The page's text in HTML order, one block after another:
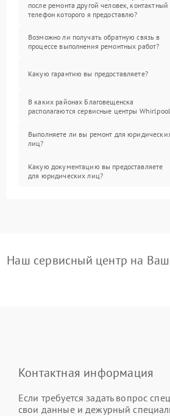
после ремонта другой человек, контактный
телефон которого я предоставлю?
Возможно ли получать обратную связь в
процессе выполнения ремонтных работ?
Какую гарантию вы предоставляете?
В каких районах Благовещенска
располагаются сервисные центры
Выполняете ли вы ремонт для
лиц?
Какую документацию вы предоставляете
для юридических лиц?
Наш сервисный центр на
Контактная информация
Если требуется задать вопрос
свои данные и дежурный